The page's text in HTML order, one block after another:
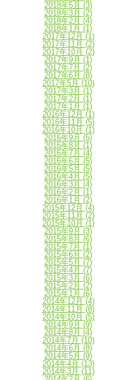
2018年5月 (3)
2018年3月 (2)
2018年2月 (4)
2018年1月 (1)
2017年12月 (1)
2017年11月 (2)
2017年10月 (2)
2017年9月 (1)
2017年7月 (2)
2017年6月 (8)
2017年5月 (10)
2017年3月 (1)
2017年2月 (1)
2017年1月 (1)
2016年12月 (1)
2016年11月 (5)
2016年10月 (1)
2016年9月 (5)
2016年8月 (1)
2016年7月 (4)
2016年6月 (5)
2016年5月 (5)
2016年4月 (5)
2016年3月 (4)
2016年2月 (1)
2016年1月 (2)
2015年12月 (4)
2015年11月 (2)
2015年10月 (1)
2015年9月 (3)
2015年8月 (6)
2015年7月 (1)
2015年6月 (2)
2015年5月 (7)
2015年4月 (7)
2015年3月 (6)
2015年2月 (2)
2015年1月 (6)
2014年12月 (4)
2014年11月 (8)
2014年10月 (5)
2014年9月 (9)
2014年8月 (4)
2014年7月 (10)
2014年6月 (8)
2014年5月 (9)
2014年4月 (13)
2014年3月 (11)